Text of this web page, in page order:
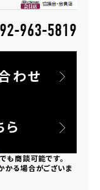
963-5819
わせ
でも商談可能です。
る場合がございま